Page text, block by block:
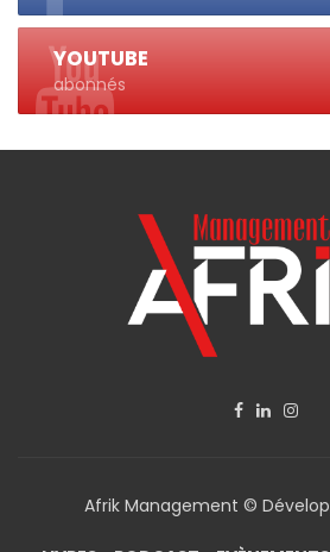
YOUTUBE
abonnés
Afrik Management ©